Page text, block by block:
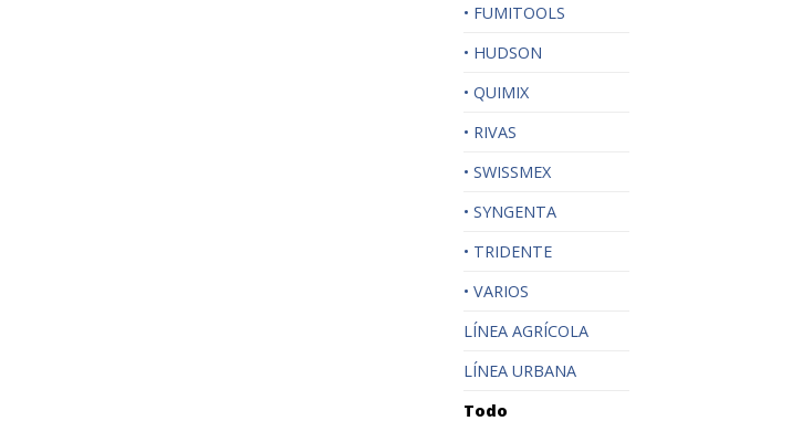
• FUMITOOLS
• HUDSON
• QUIMIX
• RIVAS
• SWISSMEX
• SYNGENTA
• TRIDENTE
• VARIOS
LÍNEA AGRÍCOLA
LÍNEA URBANA
Todo